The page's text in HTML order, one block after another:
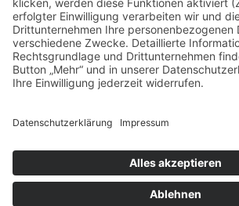
paypal@heilbronner-tierschutz.de
© 2021Systemhaus JOAM